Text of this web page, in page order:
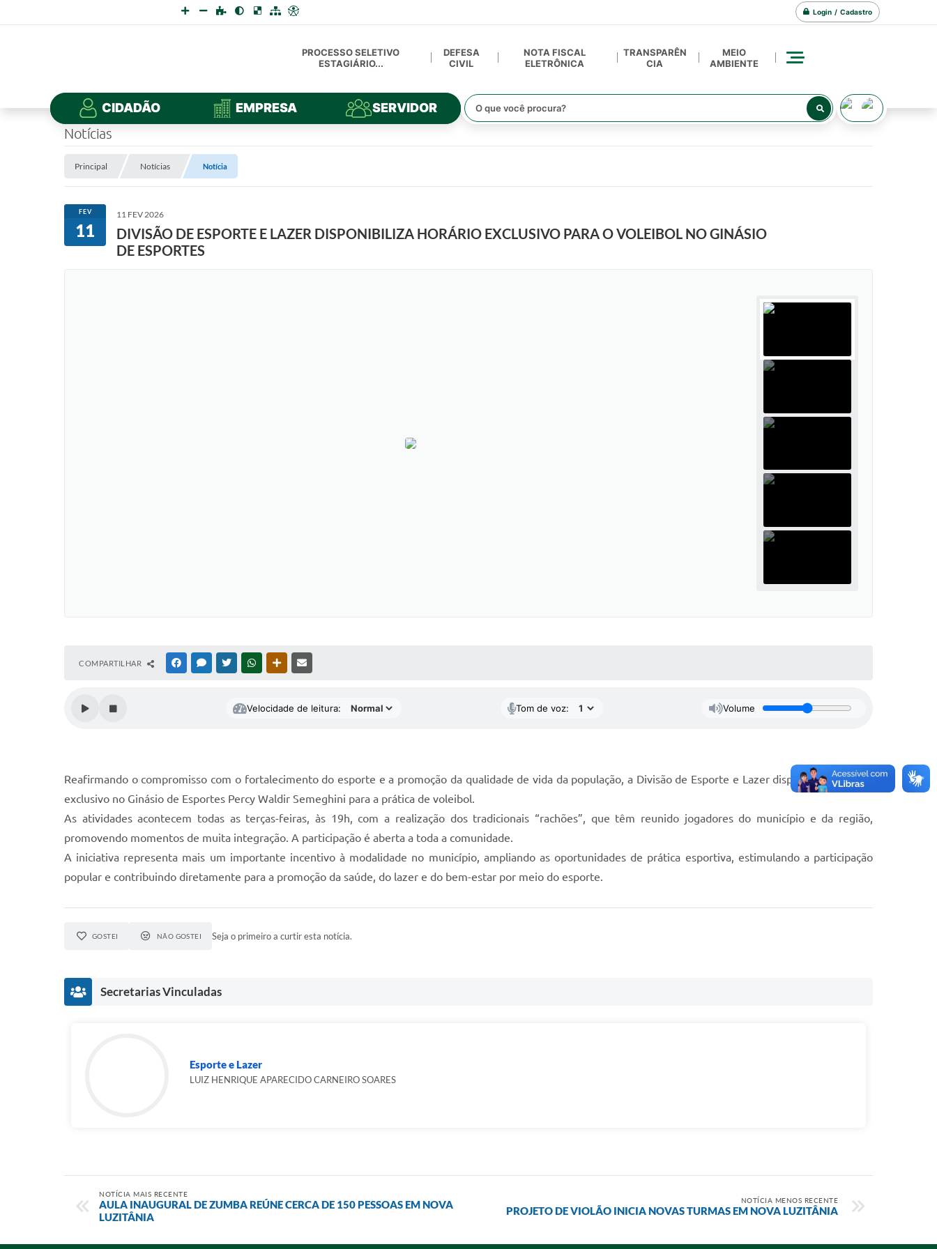
Login / Cadastro
PROCESSO SELETIVO
ESTAGIÁRIO...
DEFESA
CIVIL
NOTA FISCAL
ELETRÔNICA
TRANSPARÊN
CIA
MEIO
AMBIENTE
CIDADÃO EMPRESA SERVIDOR
Notícias
Principal Notícias Notícia
FEV
11
11 FEV 2026
DIVISÃO DE ESPORTE E LAZER DISPONIBILIZA HORÁRIO EXCLUSIVO PARA O VOLEIBOL NO GINÁSIO
DE ESPORTES
COMPARTILHAR FACEBOOKMESSENGER
TWITTERWHATSAPPOUTRAS MÍDIAS
Velocidade de leitura: Tom de voz: Volume
Reafirmando o compromisso com o fortalecimento do esporte e a promoção da qualidade de vida da população, a Divisão de Esporte e Lazer disponibiliza horário
exclusivo no Ginásio de Esportes Percy Waldir Semeghini para a prática de voleibol.
As atividades acontecem todas as terças-feiras, às 19h, com a realização dos tradicionais “rachões”, que têm reunido jogadores do município e da região,
promovendo momentos de muita integração. A participação é aberta a toda a comunidade.
A iniciativa representa mais um importante incentivo à modalidade no município, ampliando as oportunidades de prática esportiva, estimulando a participação
popular e contribuindo diretamente para a promoção da saúde, do lazer e do bem-estar por meio do esporte.
GOSTEI NÃO GOSTEI Seja o primeiro a curtir esta notícia.
Secretarias Vinculadas
Esporte e Lazer
LUIZ HENRIQUE APARECIDO CARNEIRO SOARES
NOTÍCIA MAIS RECENTE
AULA INAUGURAL DE ZUMBA REÚNE CERCA DE 150 PESSOAS EM NOVA
LUZITÂNIA
NOTÍCIA MENOS RECENTE
PROJETO DE VIOLÃO INICIA NOVAS TURMAS EM NOVA LUZITÂNIA